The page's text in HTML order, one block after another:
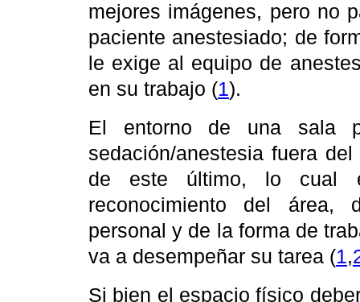
mejores imágenes, pero no
paciente anestesiado; de
le exige al equipo de
en su trabajo (1).
El entorno de una sala
sedación/anestesia fuera
de este último, lo cual
reconocimiento del área,
personal y de la forma de
va a desempeñar su tarea (1,
Si bien el espacio físico